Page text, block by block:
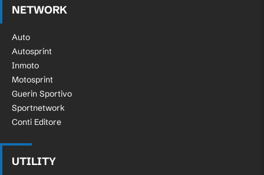
NETWORK
Auto
Autosprint
Inmoto
Motosprint
Guerin Sportivo
Sportnetwork
Conti Editore
UTILITY